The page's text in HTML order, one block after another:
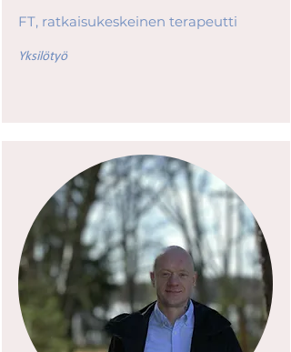
FT, ratkaisukeskeinen terapeutti
Yksilötyö